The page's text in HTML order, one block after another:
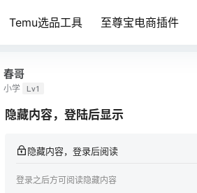
Temu选品工具 至尊宝电商插件
春哥
小学 Lv1
隐藏内容，登陆后显示
隐藏内容，登录后阅读
登录之后方可阅读隐藏内容